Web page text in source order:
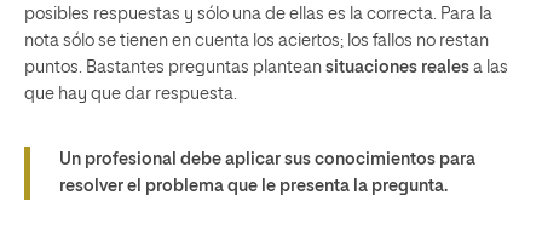
posibles respuestas y sólo una de ellas es la correcta. Para la
nota sólo se tienen en cuenta los aciertos; los fallos no restan
puntos. Bastantes preguntas plantean situaciones reales a las
que hay que dar respuesta.
Un profesional debe aplicar sus conocimientos para
resolver el problema que le presenta la pregunta.